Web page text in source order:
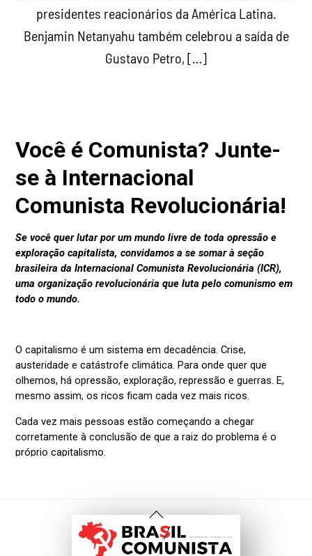
presidentes reacionários da América Latina.
Benjamin Netanyahu também celebrou a saída de
Gustavo Petro, […]
Voltar
Ao